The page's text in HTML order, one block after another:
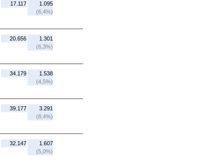
17.117
1.095
(6,4%)
20.656
1.301
(6,3%)
34.179
1.538
(4,5%)
39.177
3.291
(8,4%)
32.147
1.607
(5,0%)